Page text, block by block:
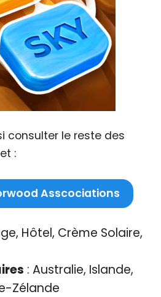
consulter le reste des
:
Asscociations
Hôtel, Crème Solaire,
: Australie, Islande,
Zélande